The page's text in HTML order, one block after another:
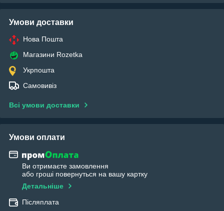
Умови доставки
Нова Пошта
Магазини Rozetka
Укрпошта
Самовивіз
Всі умови доставки
Умови оплати
Ви отримаєте замовлення
або гроші повернуться на вашу картку
Детальніше
Післяплата